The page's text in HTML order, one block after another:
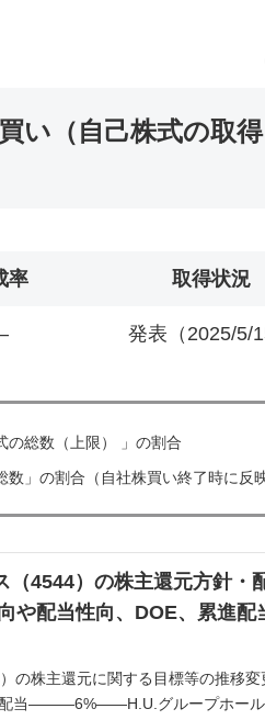
い（自己株式の取得
率 取得状況
発表（2025/5/
の総数（上限） 」の割合
」の割合（自社株買い終了時に反映
（4544）の株主還元方針・
や配当性向、DOE、累進配
の株主還元に関する目標等の推移変
配当―――6%――H.U.グループホール